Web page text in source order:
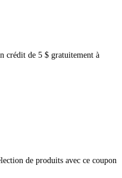
crédit de 5 $ gratuitement à
de produits avec ce coupon